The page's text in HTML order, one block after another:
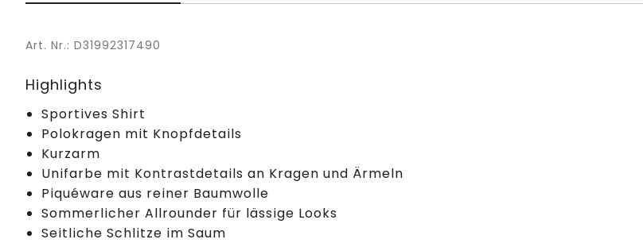
Art. Nr.: D31992317490
Highlights
Sportives Shirt
Polokragen mit Knopfdetails
Kurzarm
Unifarbe mit Kontrastdetails an Kragen und Ärmeln
Piquéware aus reiner Baumwolle
Sommerlicher Allrounder für lässige Looks
Seitliche Schlitze im Saum